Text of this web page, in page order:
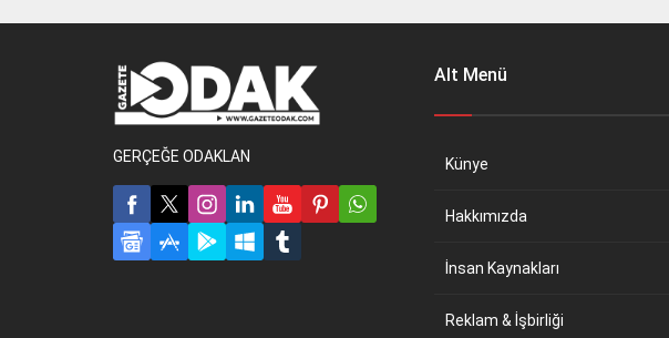
GERÇEĞE ODAKLAN
Alt Menü
Künye
Hakkımızda
İnsan Kaynakları
Reklam & İşbirliği